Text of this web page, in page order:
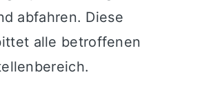
abfahren. Diese
alle betroffenen